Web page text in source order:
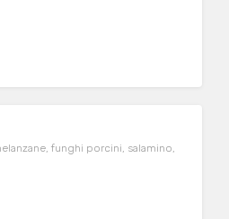
funghi porcini, salamino,